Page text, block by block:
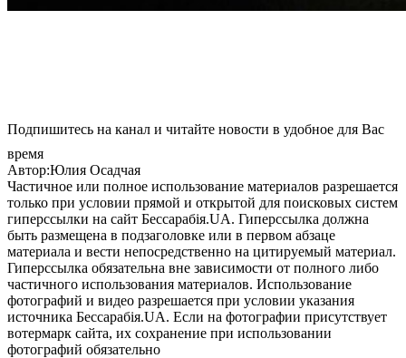
Подпишитесь на канал и читайте новости в удобное для Вас
время
Автор:Юлия Осадчая
Частичное или полное использование материалов разрешается
только при условии прямой и открытой для поисковых систем
гиперссылки на сайт Бессарабія.UA. Гиперссылка должна
быть размещена в подзаголовке или в первом абзаце
материала и вести непосредственно на цитируемый материал.
Гиперссылка обязательна вне зависимости от полного либо
частичного использования материалов. Использование
фотографий и видео разрешается при условии указания
источника Бессарабія.UA. Если на фотографии присутствует
вотермарк сайта, их сохранение при использовании
фотографий обязательно